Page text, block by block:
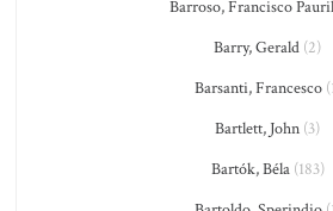
Barroso, Francisco
Barry, Gerald (2)
Barsanti, Francesco
Bartlett, John (3)
Bartók, Béla(183)